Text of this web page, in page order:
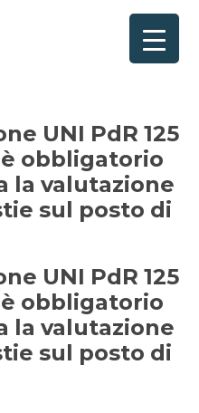
UNI PdR 125
obbligatorio
la valutazione
sul posto di
UNI PdR 125
obbligatorio
la valutazione
sul posto di
×